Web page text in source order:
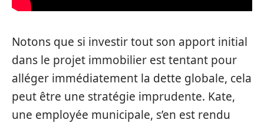
Notons que si investir tout son apport initial
dans le projet immobilier est tentant pour
alléger immédiatement la dette globale, cela
peut être une stratégie imprudente. Kate,
une employée municipale, s’en est rendu